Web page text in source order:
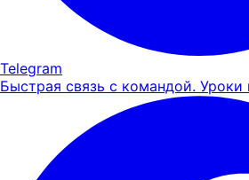
Telegram
Быстрая связь с командой. Уроки